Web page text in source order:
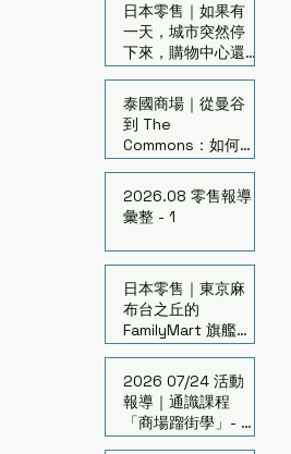
日本零售｜如果有
一天，城市突然停
下來，購物中心還
剩下什麼價值？
泰國商場｜從曼谷
到 The
Commons：如何啟
發老舊百貨再生
2026.08 零售報導
彙整 - 1
日本零售｜東京麻
布台之丘的
FamilyMart 旗艦店
「FAMIMA」開幕
2026 07/24 活動
報導｜通識課程
「商場蹓街學」- 台
中場